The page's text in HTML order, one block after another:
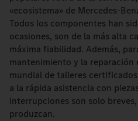
«ecosistema» de Mercedes-
Todos los componentes han
ocasiones, son de la más alta
máxima fiabilidad. Además,
mantenimiento y la reparación
mundial de talleres
a la rápida asistencia con
interrupciones son solo
produzcan.